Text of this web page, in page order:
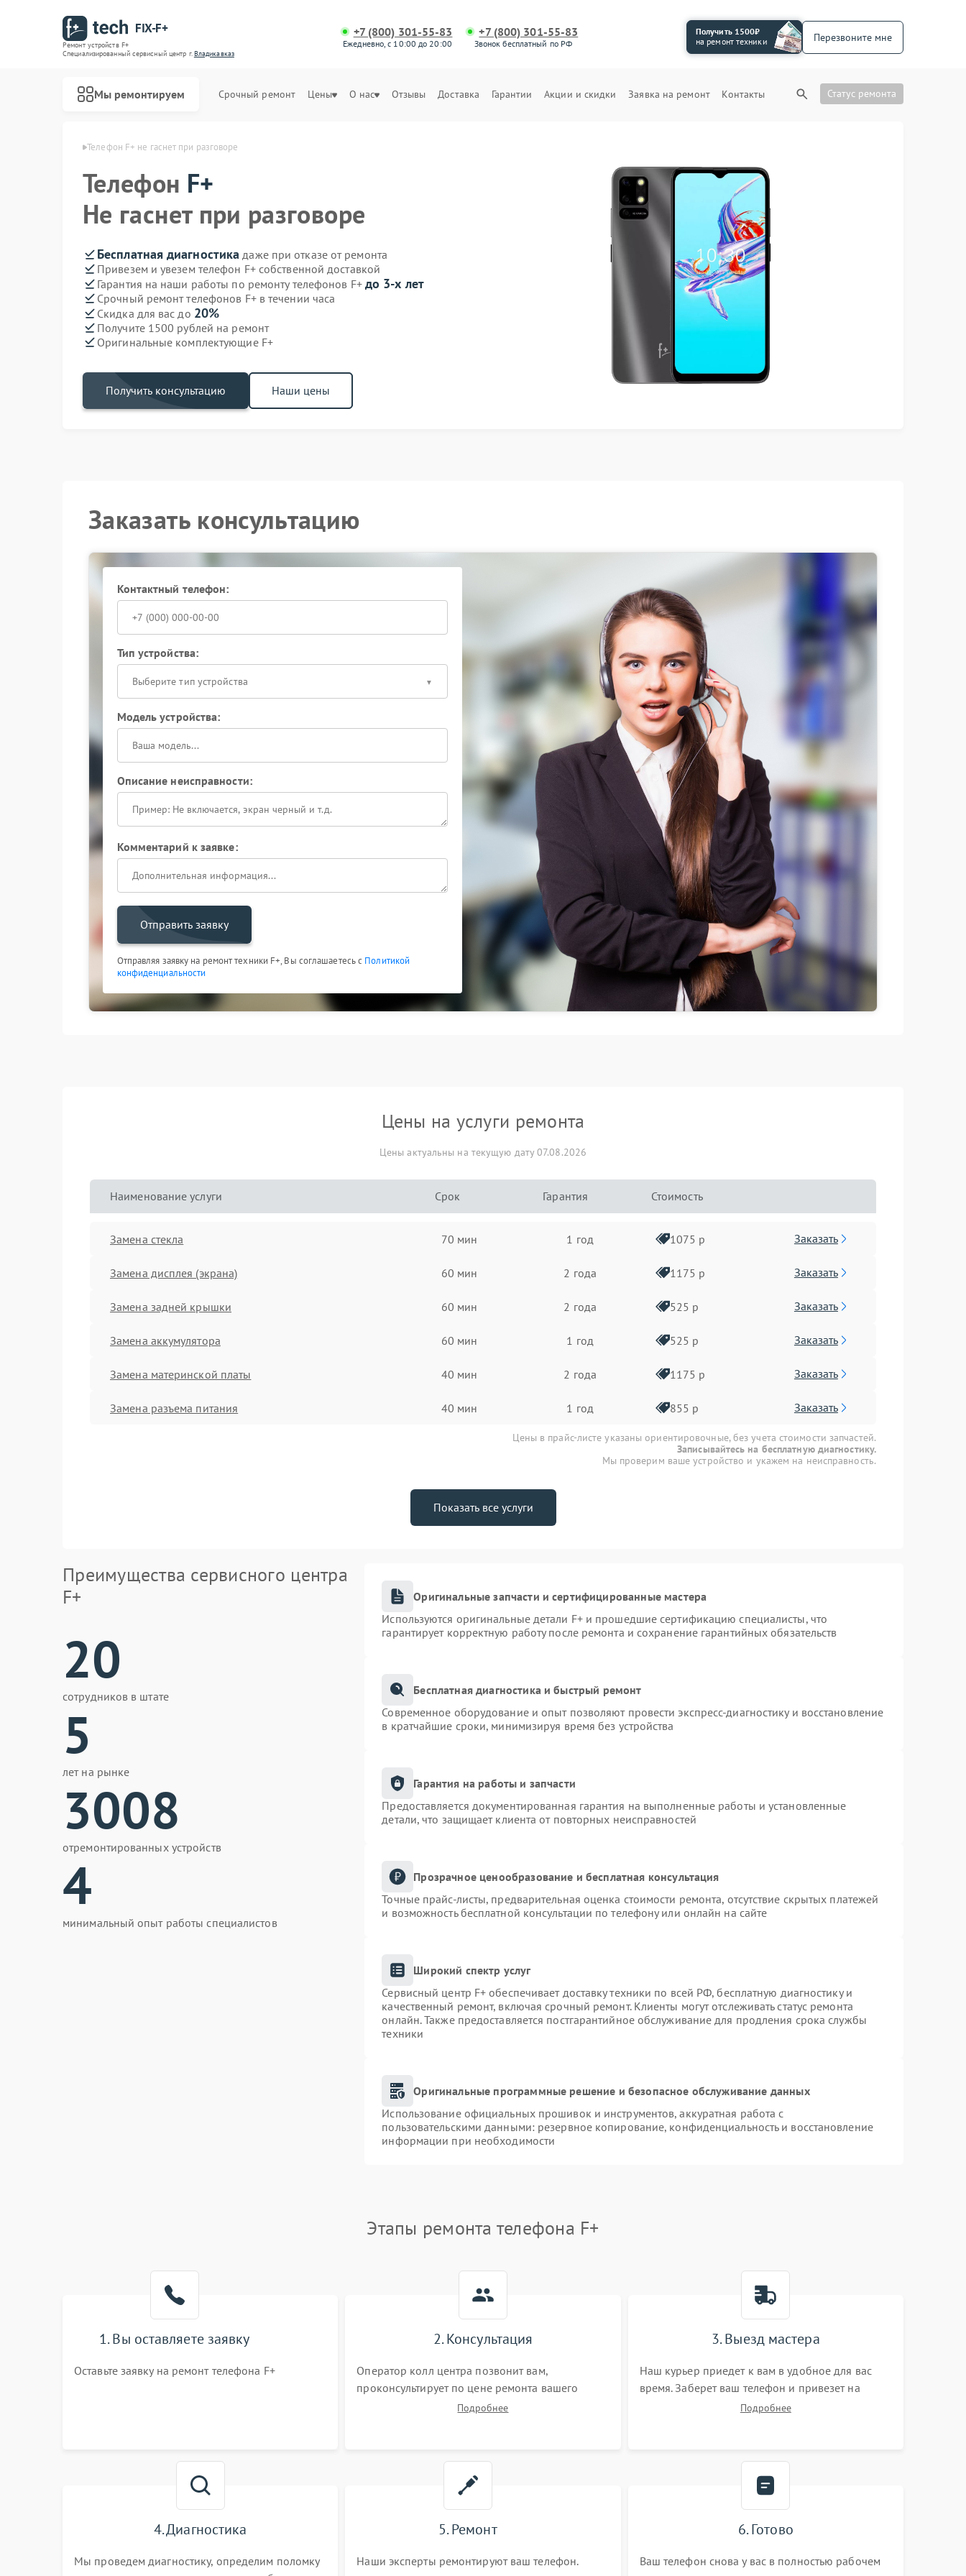
FIX-F+
Ремонт устройств F+
Специализированный cервисный центр г.Владикавказ
+7 (800) 301-55-83
Ежедневно, с 10:00 до 20:00
+7 (800) 301-55-83
Звонок бесплатный по РФ
Получить 1500₽
на ремонт техники
Перезвоните мне
Мы ремонтируем Срочный ремонт Цены О нас Отзывы Доставка Гарантии Акции и скидки Заявка на ремонт Контакты Статус ремонта
F+ в Владикавказе Телефон F+ не гаснет при разговоре
Телефон F+
Не гаснет при разговоре
Бесплатная диагностика даже при отказе от ремонта
Привезем и увезем телефон F+ собственной доставкой
Гарантия на наши работы по ремонту телефонов F+ до 3-х лет
Срочный ремонт телефонов F+ в течении часа
Скидка для вас до 20%
Получите 1500 рублей на ремонт
Оригинальные комплектующие F+
Получить консультацию Наши цены
Заказать консультацию
Контактный телефон:
Тип устройства:
Выберите тип устройства
Модель устройства:
Описание неисправности:
Комментарий к заявке:
Отправить заявку
Отправляя заявку на ремонт техники F+, Вы соглашаетесь с Политикой
конфиденциальности
Цены на услуги ремонта
Цены актуальны на текущую дату 07.08.2026
Наименование услуги Срок Гарантия Стоимость
Замена стекла 70 мин 1 год 1075 р Заказать
Замена дисплея (экрана) 60 мин 2 года 1175 р Заказать
Замена задней крышки 60 мин 2 года 525 р Заказать
Замена аккумулятора 60 мин 1 год 525 р Заказать
Замена материнской платы 40 мин 2 года 1175 р Заказать
Замена разъема питания 40 мин 1 год 855 р Заказать
Цены в прайс-листе указаны ориентировочные, без учета стоимости запчастей.
Записывайтесь на бесплатную диагностику.
Мы проверим ваше устройство и укажем на неисправность.
Показать все услуги
Преимущества сервисного центра
F+
20
сотрудников в штате
5
лет на рынке
3008
отремонтированных устройств
4
минимальный опыт работы специалистов
Оригинальные запчасти и сертифицированные мастера
Используются оригинальные детали F+ и прошедшие сертификацию специалисты, что
гарантирует корректную работу после ремонта и сохранение гарантийных обязательств
Бесплатная диагностика и быстрый ремонт
Современное оборудование и опыт позволяют провести экспресс-диагностику и восстановление
в кратчайшие сроки, минимизируя время без устройства
Гарантия на работы и запчасти
Предоставляется документированная гарантия на выполненные работы и установленные
детали, что защищает клиента от повторных неисправностей
Прозрачное ценообразование и бесплатная консультация
Точные прайс-листы, предварительная оценка стоимости ремонта, отсутствие скрытых платежей
и возможность бесплатной консультации по телефону или онлайн на сайте
Широкий спектр услуг
Сервисный центр F+ обеспечивает доставку техники по всей РФ, бесплатную диагностику и
качественный ремонт, включая срочный ремонт. Клиенты могут отслеживать статус ремонта
онлайн. Также предоставляется постгарантийное обслуживание для продления срока службы
техники
Оригинальные программные решение и безопасное обслуживание данных
Использование официальных прошивок и инструментов, аккуратная работа с
пользовательскими данными: резервное копирование, конфиденциальность и восстановление
информации при необходимости
Этапы ремонта телефона F+
1. Вы оставляете заявку
Оставьте заявку на ремонт телефона F+
2. Консультация
Оператор колл центра позвонит вам,
проконсультирует по цене ремонта вашего
телефона а также ответит на все ваши вопросы.
Подробнее
3. Выезд мастера
Наш курьер приедет к вам в удобное для вас
время. Заберет ваш телефон и привезет на
склад для диагностики.Подробнее
4. Диагностика
Мы проведем диагностику, определим поломку
5. Ремонт
Наши эксперты ремонтируют ваш телефон.
6. Готово
Ваш телефон снова у вас в полностью рабочем